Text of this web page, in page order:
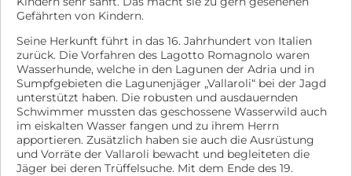
Gefährten von Kindern.
Seine Herkunft führt in das 16. Jahrhundert von Italien
zurück. Die Vorfahren des Lagotto Romagnolo waren
Wasserhunde, welche in den Lagunen der Adria und in
Sumpfgebieten die Lagunenjäger „Vallaroli“ bei der Jagd
unterstützt haben. Die robusten und ausdauernden
Schwimmer mussten das geschossene Wasserwild auch
im eiskalten Wasser fangen und zu ihrem Herrn
apportieren. Zusätzlich haben sie auch die Ausrüstung
und Vorräte der Vallaroli bewacht und begleiteten die
Jäger bei deren Trüffelsuche. Mit dem Ende des 19.